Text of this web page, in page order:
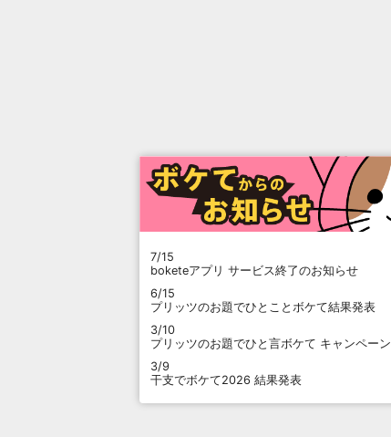
7/15
boketeアプリ サービス終了のお知らせ
6/15
プリッツのお題でひとことボケて結果発表
3/10
プリッツのお題でひと言ボケて キャンペーン
3/9
干支でボケて2026 結果発表